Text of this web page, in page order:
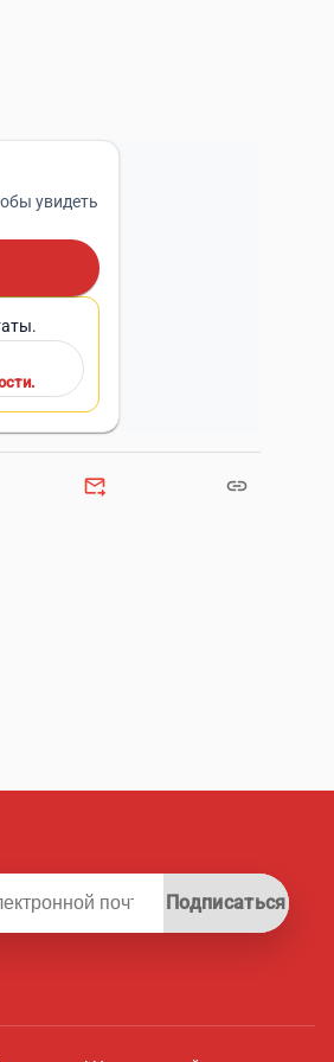
увидеть
forward_to_inbox link
Подписаться